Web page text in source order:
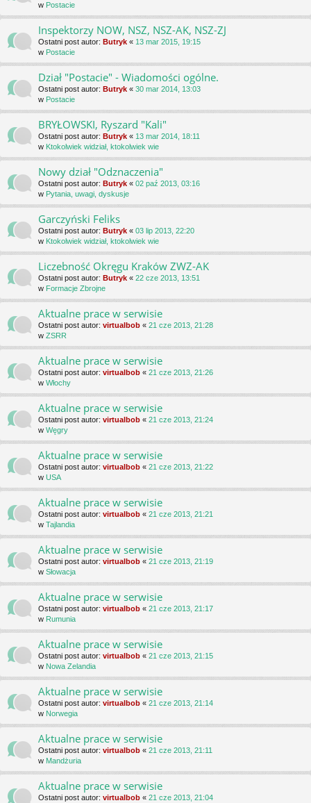
w Postacie
Inspektorzy NOW, NSZ, NSZ-AK, NSZ-ZJ
Ostatni post autor: Butryk « 13 mar 2015, 19:15
w Postacie
Dział "Postacie" - Wiadomości ogólne.
Ostatni post autor: Butryk « 30 mar 2014, 13:03
w Postacie
BRYŁOWSKI, Ryszard "Kali"
Ostatni post autor: Butryk « 13 mar 2014, 18:11
w Ktokolwiek widział, ktokolwiek wie
Nowy dział "Odznaczenia"
Ostatni post autor: Butryk « 02 paź 2013, 03:16
w Pytania, uwagi, dyskusje
Garczyński Feliks
Ostatni post autor: Butryk « 03 lip 2013, 22:20
w Ktokolwiek widział, ktokolwiek wie
Liczebność Okręgu Kraków ZWZ-AK
Ostatni post autor: Butryk « 22 cze 2013, 13:51
w Formacje Zbrojne
Aktualne prace w serwisie
Ostatni post autor: virtualbob « 21 cze 2013, 21:28
w ZSRR
Aktualne prace w serwisie
Ostatni post autor: virtualbob « 21 cze 2013, 21:26
w Włochy
Aktualne prace w serwisie
Ostatni post autor: virtualbob « 21 cze 2013, 21:24
w Węgry
Aktualne prace w serwisie
Ostatni post autor: virtualbob « 21 cze 2013, 21:22
w USA
Aktualne prace w serwisie
Ostatni post autor: virtualbob « 21 cze 2013, 21:21
w Tajlandia
Aktualne prace w serwisie
Ostatni post autor: virtualbob « 21 cze 2013, 21:19
w Słowacja
Aktualne prace w serwisie
Ostatni post autor: virtualbob « 21 cze 2013, 21:17
w Rumunia
Aktualne prace w serwisie
Ostatni post autor: virtualbob « 21 cze 2013, 21:15
w Nowa Zelandia
Aktualne prace w serwisie
Ostatni post autor: virtualbob « 21 cze 2013, 21:14
w Norwegia
Aktualne prace w serwisie
Ostatni post autor: virtualbob « 21 cze 2013, 21:11
w Mandżuria
Aktualne prace w serwisie
Ostatni post autor: virtualbob « 21 cze 2013, 21:04